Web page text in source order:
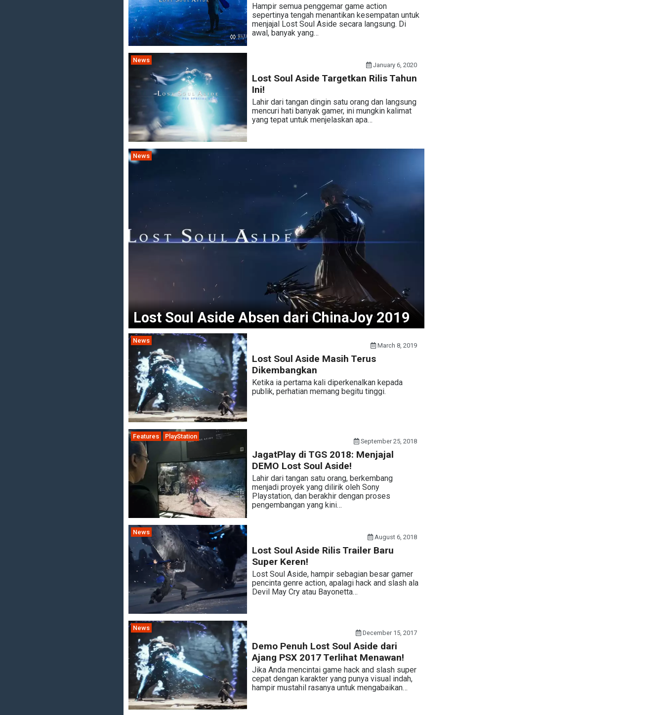
Hampir semua penggemar game action
sepertinya tengah menantikan kesempatan untuk
menjajal Lost Soul Aside secara langsung. Di
awal, banyak yang…
News
January 6, 2020
Lost Soul Aside Targetkan Rilis Tahun
Ini!
Lahir dari tangan dingin satu orang dan langsung
mencuri hati banyak gamer, ini mungkin kalimat
yang tepat untuk menjelaskan apa…
News
Lost Soul Aside Absen dari ChinaJoy 2019
News
March 8, 2019
Lost Soul Aside Masih Terus
Dikembangkan
Ketika ia pertama kali diperkenalkan kepada
publik, perhatian memang begitu tinggi.
Features PlayStation
September 25, 2018
JagatPlay di TGS 2018: Menjajal
DEMO Lost Soul Aside!
Lahir dari tangan satu orang, berkembang
menjadi proyek yang dilirik oleh Sony
Playstation, dan berakhir dengan proses
pengembangan yang kini…
News
August 6, 2018
Lost Soul Aside Rilis Trailer Baru
Super Keren!
Lost Soul Aside, hampir sebagian besar gamer
pencinta genre action, apalagi hack and slash ala
Devil May Cry atau Bayonetta…
News
December 15, 2017
Demo Penuh Lost Soul Aside dari
Ajang PSX 2017 Terlihat Menawan!
Jika Anda mencintai game hack and slash super
cepat dengan karakter yang punya visual indah,
hampir mustahil rasanya untuk mengabaikan…